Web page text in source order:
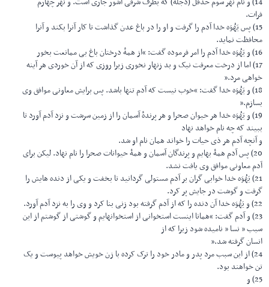
فرات.
15) پس یَهُوَه خدا آدم را گرفت و او را در باغ عدن گذاشت تا کار آنرا بکند و آنرا
محافظت نماید.
16) و یَهُوَه خدا آدم را امر فرموده گفت: “از همهٔ درختان باغ بی ممانعت بخور
17) اما از درخت معرفت نیک و بد زنهار نخوری زیرا روزی که از آن خوردی هر آینه
خواهی مرد.”
18) و یَهُوَه خدا گفت: “خوب نیست که آدم تنها باشد. پس برایش معاونی موافق وی
بسازم.”
19) و یَهُوَه خدا هر حیوان صحرا و هر پرندهٔ آسمان را از زمین سرشت و نزد آدم آورد تا
ببیند که چه نام خواهد نهاد
و آنچه آدم هر ذی حیات را خواند همان نام او شد.
20) پس آدم همۀ بهایم و پرندگان آسمان و همۀ حیوانات صحرا را نام نهاد. لیکن برای
آدم معاونی موافق وی یافت نشد.
21) یَهُوَه خدا خوابی گران بر آدم مستولی گردانید تا بخفت و یکی از دنده هایش را
گرفت و گوشت در جایش پر کرد.
22) و یَهُوَه خدا آن دنده را که از آدم گرفته بود زنی بنا کرد و وی را به نزد آدم آورد.
23) و آدم گفت: “همانا اینست استخوانی از استخوانهایم و گوشتی از گوشتم از این
سبب ” نسا ” نامیده شود زیرا که از
انسان گرفته شد.”
24) از این سبب مرد پدر و مادر خود را ترک کرده با زن خویش خواهد پیوست و یک
تن خواهند بود.
25) و